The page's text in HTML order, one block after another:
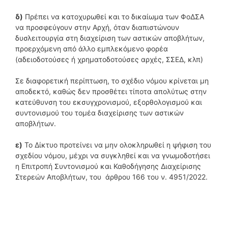
δ) Πρέπει να κατοχυρωθεί και το δικαίωμα των ΦοΔΣΑ
να προσφεύγουν στην Αρχή, όταν διαπιστώνουν
δυσλειτουργία στη διαχείριση των αστικών αποβλήτων,
προερχόμενη από άλλο εμπλεκόμενο φορέα
(αδειοδοτούσες ή χρηματοδοτούσες αρχές, ΣΣΕΔ, κλπ)
Σε διαφορετική περίπτωση, το σχέδιο νόμου κρίνεται μη
αποδεκτό, καθώς δεν προσθέτει τίποτα απολύτως στην
κατεύθυνση του εκσυγχρονισμού, εξορθολογισμού και
συντονισμού του τομέα διαχείρισης των αστικών
αποβλήτων.
ε) Το Δίκτυο προτείνει να μην ολοκληρωθεί η ψήφιση του
σχεδίου νόμου, μέχρι να συγκληθεί και να γνωμοδοτήσει
η Επιτροπή Συντονισμού και Καθοδήγησης Διαχείρισης
Στερεών Αποβλήτων, του άρθρου 166 του ν. 4951/2022.